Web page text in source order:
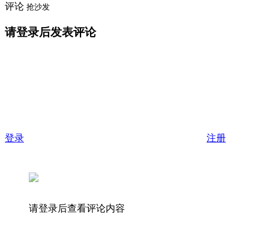
评论 抢沙发
请登录后发表评论
登录 注册
请登录后查看评论内容